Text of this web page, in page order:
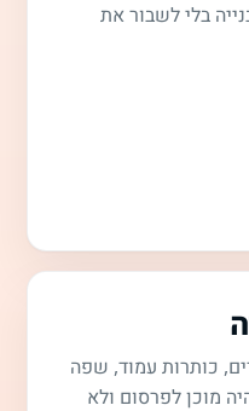
בלי לשבור את
כותרות עמוד, שפה
מוכן לפרסום ולא